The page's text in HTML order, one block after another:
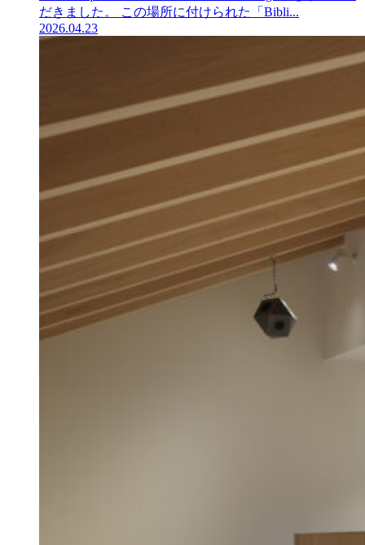
だきました。 この場所に付けられた「Bibli...
2026.04.23